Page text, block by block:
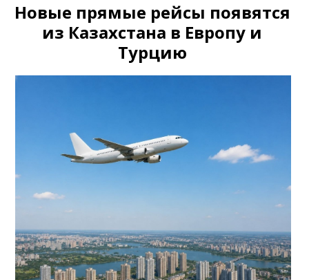
Новые прямые рейсы появятся
из Казахстана в Европу и
Турцию